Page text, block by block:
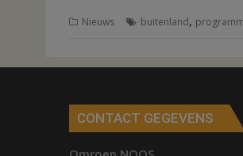
Nieuws buitenland,
CONTACT GEGEVENS